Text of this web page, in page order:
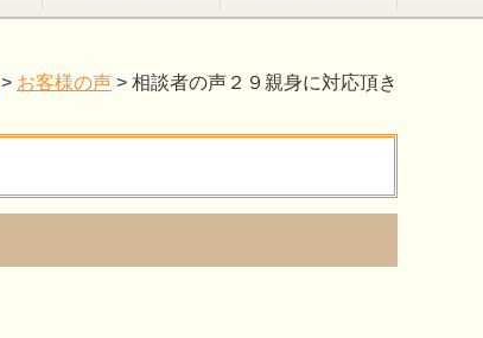
> お客様の声 > 相談者の声２９親身に対応頂き